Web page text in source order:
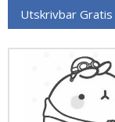
Utskrivbar